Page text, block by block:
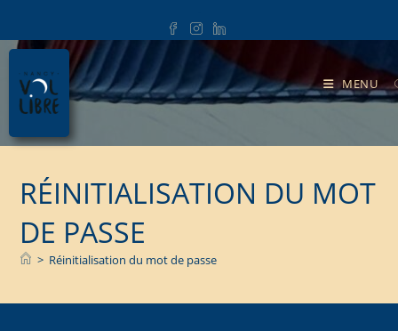
MENU
RÉINITIALISATION DU MOT
DE PASSE
> Réinitialisation du mot de passe